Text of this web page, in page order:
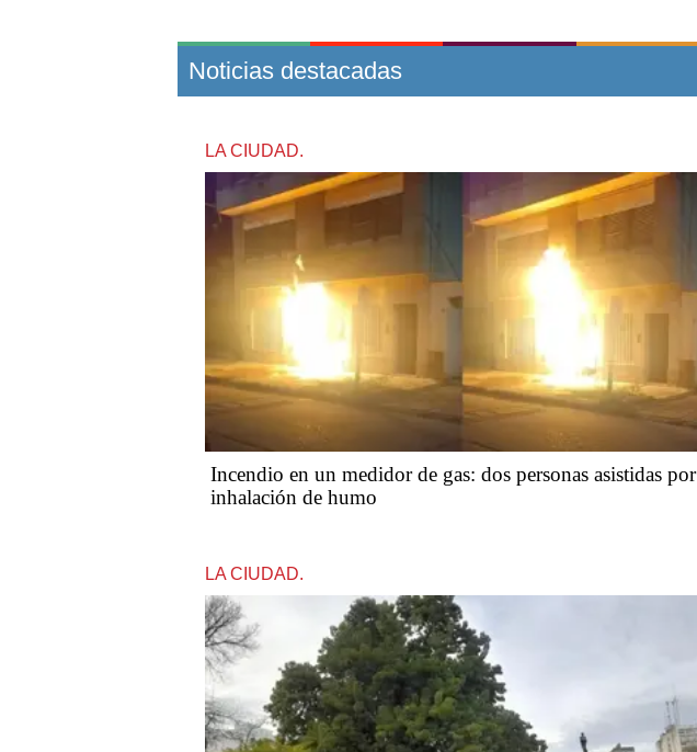
Noticias destacadas
LA CIUDAD.
Incendio en un medidor de gas: dos personas asistidas por
inhalación de humo
LA CIUDAD.